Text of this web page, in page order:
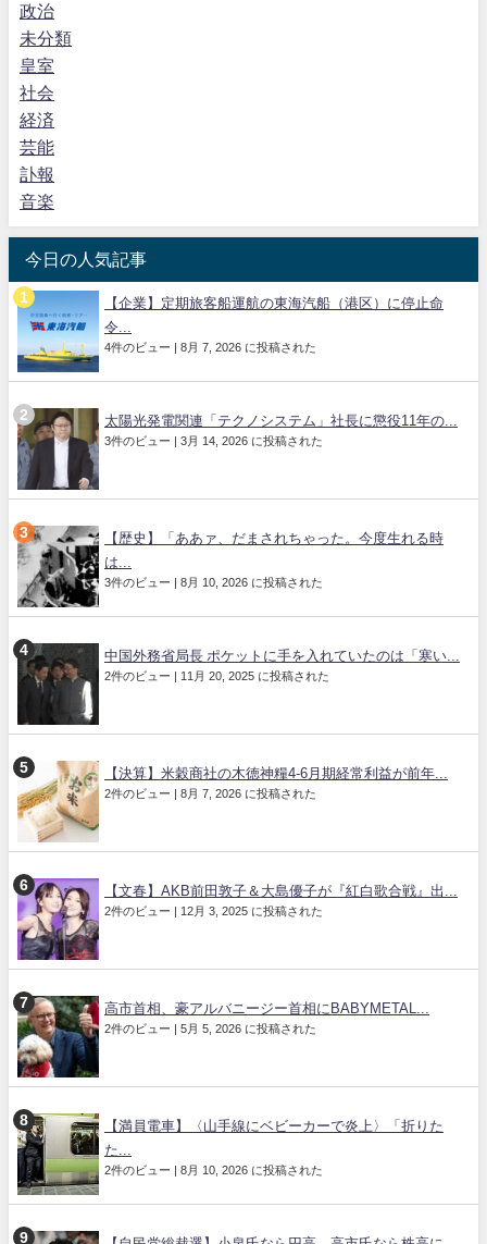
政治
未分類
皇室
社会
経済
芸能
訃報
音楽
今日の人気記事
【企業】定期旅客船運航の東海汽船（港区）に停止命
令...
4件のビュー | 8月 7, 2026 に投稿された
太陽光発電関連「テクノシステム」社長に懲役11年の...
3件のビュー | 3月 14, 2026 に投稿された
【歴史】「ああァ、だまされちゃった。今度生れる時
は...
3件のビュー | 8月 10, 2026 に投稿された
中国外務省局長 ポケットに手を入れていたのは「寒い...
2件のビュー | 11月 20, 2025 に投稿された
【決算】米穀商社の木徳神糧4-6月期経常利益が前年...
2件のビュー | 8月 7, 2026 に投稿された
【文春】AKB前田敦子＆大島優子が『紅白歌合戦』出...
2件のビュー | 12月 3, 2025 に投稿された
高市首相、豪アルバニージー首相にBABYMETAL...
2件のビュー | 5月 5, 2026 に投稿された
【満員電車】〈山手線にベビーカーで炎上〉「折りた
た...
2件のビュー | 8月 10, 2026 に投稿された